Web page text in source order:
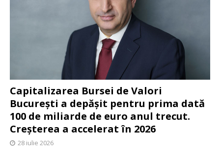
Capitalizarea Bursei de Valori
București a depășit pentru prima dată
100 de miliarde de euro anul trecut.
Creșterea a accelerat în 2026
28 iulie 2026